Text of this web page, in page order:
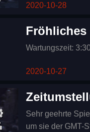
2020-10-28
Fröhliches
Wartungszeit:
2020-10-27
Sehr geehrte
um sie der GMT-